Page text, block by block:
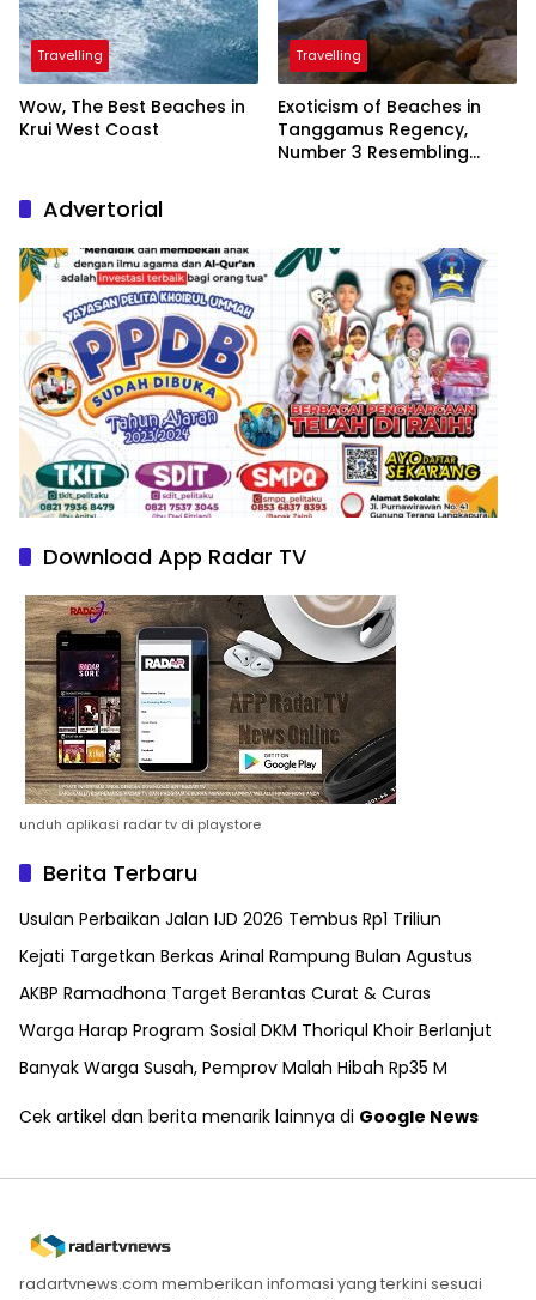
Travelling
Wow, The Best Beaches in
Krui West Coast
Travelling
Exoticism of Beaches in
Tanggamus Regency,
Number 3 Resembling
Advertorial
Download App Radar TV
unduh aplikasi radar tv di playstore
Berita Terbaru
Usulan Perbaikan Jalan IJD 2026 Tembus Rp1 Triliun
Kejati Targetkan Berkas Arinal Rampung Bulan Agustus
AKBP Ramadhona Target Berantas Curat & Curas
Warga Harap Program Sosial DKM Thoriqul Khoir Berlanjut
Banyak Warga Susah, Pemprov Malah Hibah Rp35 M
Cek artikel dan berita menarik lainnya di Google News
radartvnews.com memberikan infomasi yang terkini sesuai